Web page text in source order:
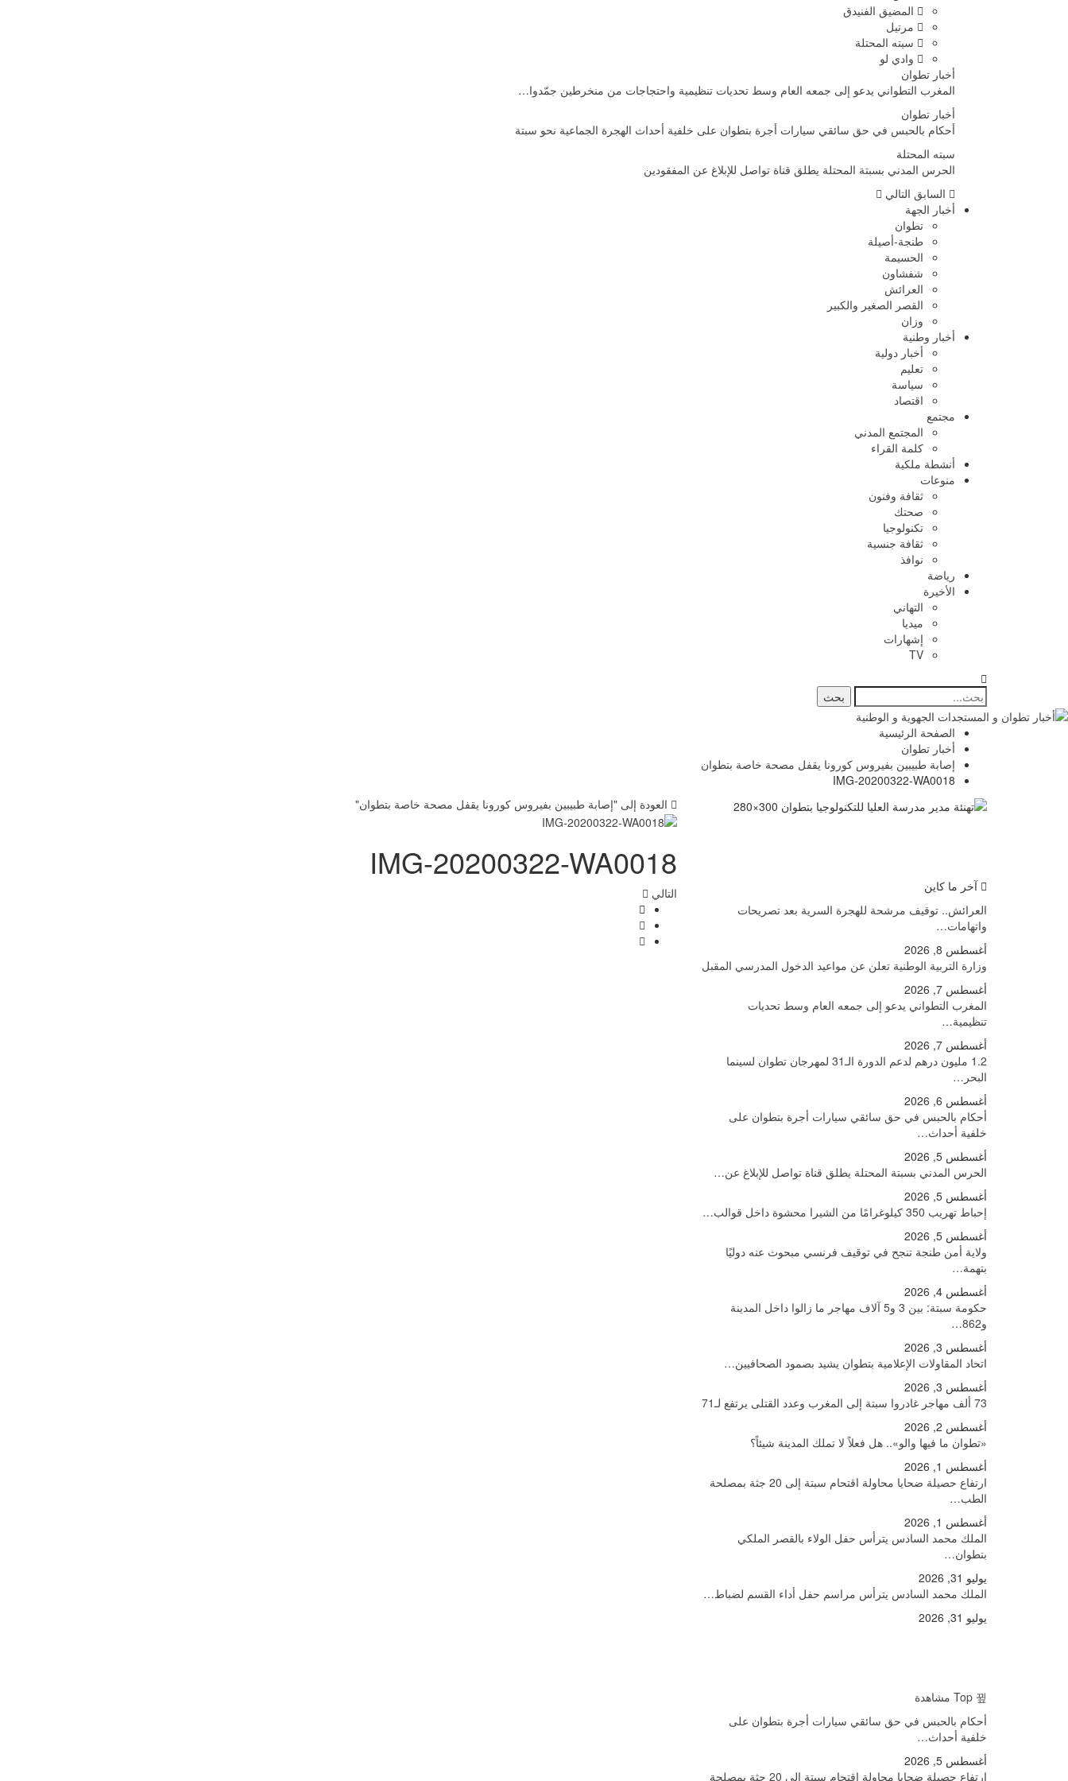
المضيق الفنيدق
مرتيل
سبته المحتلة
وادي لو
أخبار تطوان
المغرب التطواني يدعو إلى جمعه العام وسط تحديات تنظيمية واحتجاجات من منخرطين جمّدوا…
أخبار تطوان
أحكام بالحبس في حق سائقي سيارات أجرة بتطوان على خلفية أحداث الهجرة الجماعية نحو سبتة
سبته المحتلة
الحرس المدني بسبتة المحتلة يطلق قناة تواصل للإبلاغ عن المفقودين
السابق التالي
أخبار الجهة
تطوان
طنجة-أصيلة
الحسيمة
شفشاون
العرائش
القصر الصغير والكبير
وزان
أخبار وطنية
أخبار دولية
تعليم
سياسة
اقتصاد
مجتمع
المجتمع المدني
كلمة القراء
أنشطة ملكية
منوعات
ثقافة وفنون
صحتك
تكنولوجيا
ثقافة جنسية
نوافذ
رياضة
الأخيرة
التهاني
ميديا
إشهارات
TV
الصفحة الرئيسية
أخبار تطوان
إصابة طبيبين بفيروس كورونا يقفل مصحة خاصة بتطوان
IMG-20200322-WA0018
العودة إلى "إصابة طبيبين بفيروس كورونا يقفل مصحة خاصة بتطوان"
IMG-20200322-WA0018
التالي
آخر ما كاين
العرائش.. توقيف مرشحة للهجرة السرية بعد تصريحات
واتهامات…
أغسطس 8, 2026
وزارة التربية الوطنية تعلن عن مواعيد الدخول المدرسي المقبل
أغسطس 7, 2026
المغرب التطواني يدعو إلى جمعه العام وسط تحديات
تنظيمية…
أغسطس 7, 2026
1.2 مليون درهم لدعم الدورة الـ31 لمهرجان تطوان لسينما
البحر…
أغسطس 6, 2026
أحكام بالحبس في حق سائقي سيارات أجرة بتطوان على
خلفية أحداث…
أغسطس 5, 2026
الحرس المدني بسبتة المحتلة يطلق قناة تواصل للإبلاغ عن…
أغسطس 5, 2026
إحباط تهريب 350 كيلوغرامًا من الشيرا محشوة داخل قوالب…
أغسطس 5, 2026
ولاية أمن طنجة تنجح في توقيف فرنسي مبحوث عنه دوليًا
بتهمة…
أغسطس 4, 2026
حكومة سبتة: بين 3 و5 آلاف مهاجر ما زالوا داخل المدينة
و862…
أغسطس 3, 2026
اتحاد المقاولات الإعلامية بتطوان يشيد بصمود الصحافيين…
أغسطس 3, 2026
73 ألف مهاجر غادروا سبتة إلى المغرب وعدد القتلى يرتفع لـ71
أغسطس 2, 2026
«تطوان ما فيها والو».. هل فعلاً لا تملك المدينة شيئاً؟
أغسطس 1, 2026
ارتفاع حصيلة ضحايا محاولة اقتحام سبتة إلى 20 جثة بمصلحة
الطب…
أغسطس 1, 2026
الملك محمد السادس يترأس حفل الولاء بالقصر الملكي
بتطوان…
يوليو 31, 2026
الملك محمد السادس يترأس مراسم حفل أداء القسم لضباط…
يوليو 31, 2026
أحكام بالحبس في حق سائقي سيارات أجرة بتطوان على
خلفية أحداث…
أغسطس 5, 2026
ارتفاع حصيلة ضحايا محاولة اقتحام سبتة إلى 20 جثة بمصلحة